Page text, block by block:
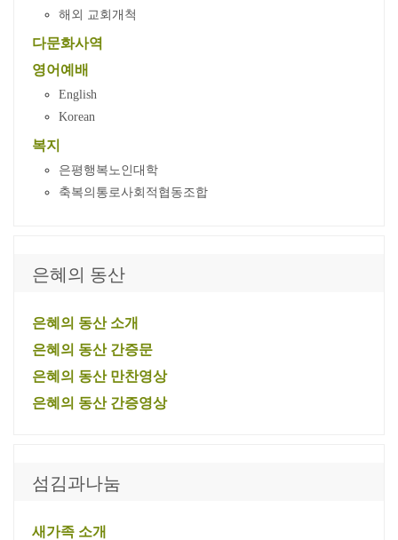
해외 교회개척
다문화사역
영어예배
English
Korean
복지
은평행복노인대학
축복의통로사회적협동조합
은혜의 동산
은혜의 동산 소개
은혜의 동산 간증문
은혜의 동산 만찬영상
은혜의 동산 간증영상
섬김과나눔
새가족 소개